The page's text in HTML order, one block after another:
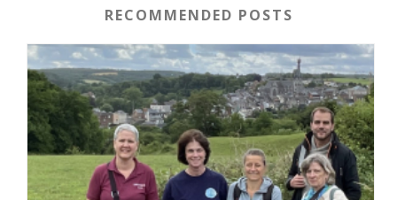
RECOMMENDED POSTS